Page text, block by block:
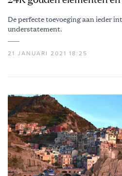
De perfecte toevoeging aan ieder
understatement.
21 JANUARI 2021 18:25